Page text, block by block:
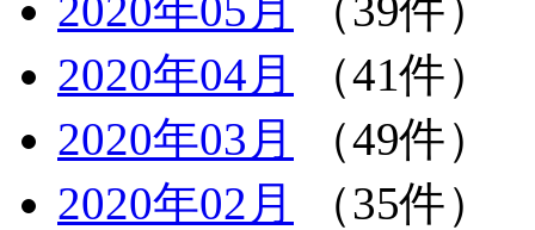
2020年04月
（41件）
2020年03月
（49件）
2020年02月
（35件）